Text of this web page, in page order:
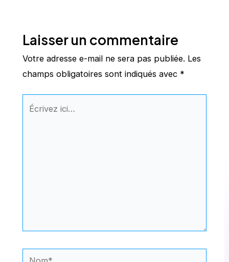
Laisser un commentaire
Votre adresse e-mail ne sera pas publiée. Les
champs obligatoires sont indiqués avec *
Écrivez
Nom*